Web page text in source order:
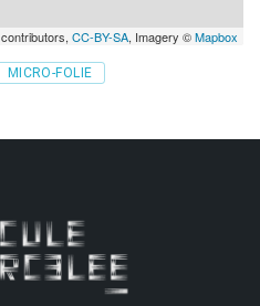
contributors, CC-BY-SA, Imagery ©Mapbox
MICRO-FOLIE